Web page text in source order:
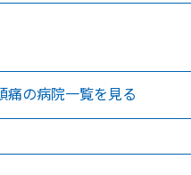
痛の病院一覧を見る